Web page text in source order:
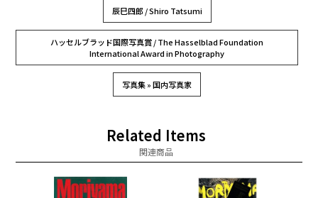
辰巳四郎 / Shiro Tatsumi
ハッセルブラッド国際写真賞 / The Hasselblad Foundation
International Award in Photography
写真集 » 国内写真家
Related Items
関連商品